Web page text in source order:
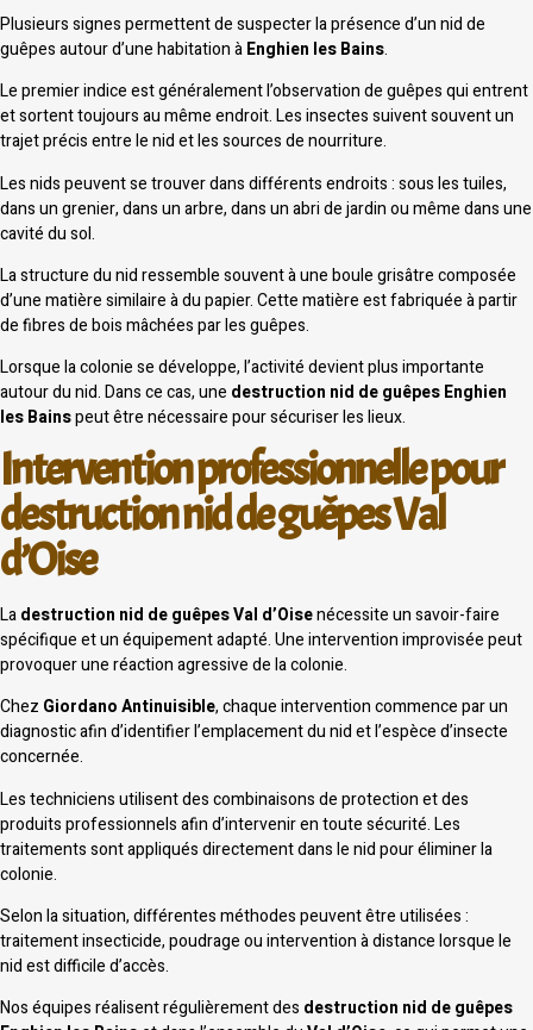
Plusieurs signes permettent de suspecter la présence d’un nid de
guêpes autour d’une habitation àEnghien les Bains.
Le premier indice est généralement l’observation de guêpes qui entrent
et sortent toujours au même endroit. Les insectes suivent souvent un
trajet précis entre le nid et les sources de nourriture.
Les nids peuvent se trouver dans différents endroits : sous les tuiles,
dans un grenier, dans un arbre, dans un abri de jardin ou même dans une
cavité du sol.
La structure du nid ressemble souvent à une boule grisâtre composée
d’une matière similaire à du papier. Cette matière est fabriquée à partir
de fibres de bois mâchées par les guêpes.
Lorsque la colonie se développe, l’activité devient plus importante
autour du nid. Dans ce cas, une destruction nid de guêpes Enghien
les Bainspeut être nécessaire pour sécuriser les lieux.
Intervention professionnelle pour
destruction nid de guêpes Val
d’Oise
Ladestruction nid de guêpes Val d’Oisenécessite un savoir-faire
spécifique et un équipement adapté. Une intervention improvisée peut
provoquer une réaction agressive de la colonie.
Chez Giordano Antinuisible, chaque intervention commence par un
diagnostic afin d’identifier l’emplacement du nid et l’espèce d’insecte
concernée.
Les techniciens utilisent des combinaisons de protection et des
produits professionnels afin d’intervenir en toute sécurité. Les
traitements sont appliqués directement dans le nid pour éliminer la
colonie.
Selon la situation, différentes méthodes peuvent être utilisées :
traitement insecticide, poudrage ou intervention à distance lorsque le
nid est difficile d’accès.
Nos équipes réalisent régulièrement des destruction nid de guêpes